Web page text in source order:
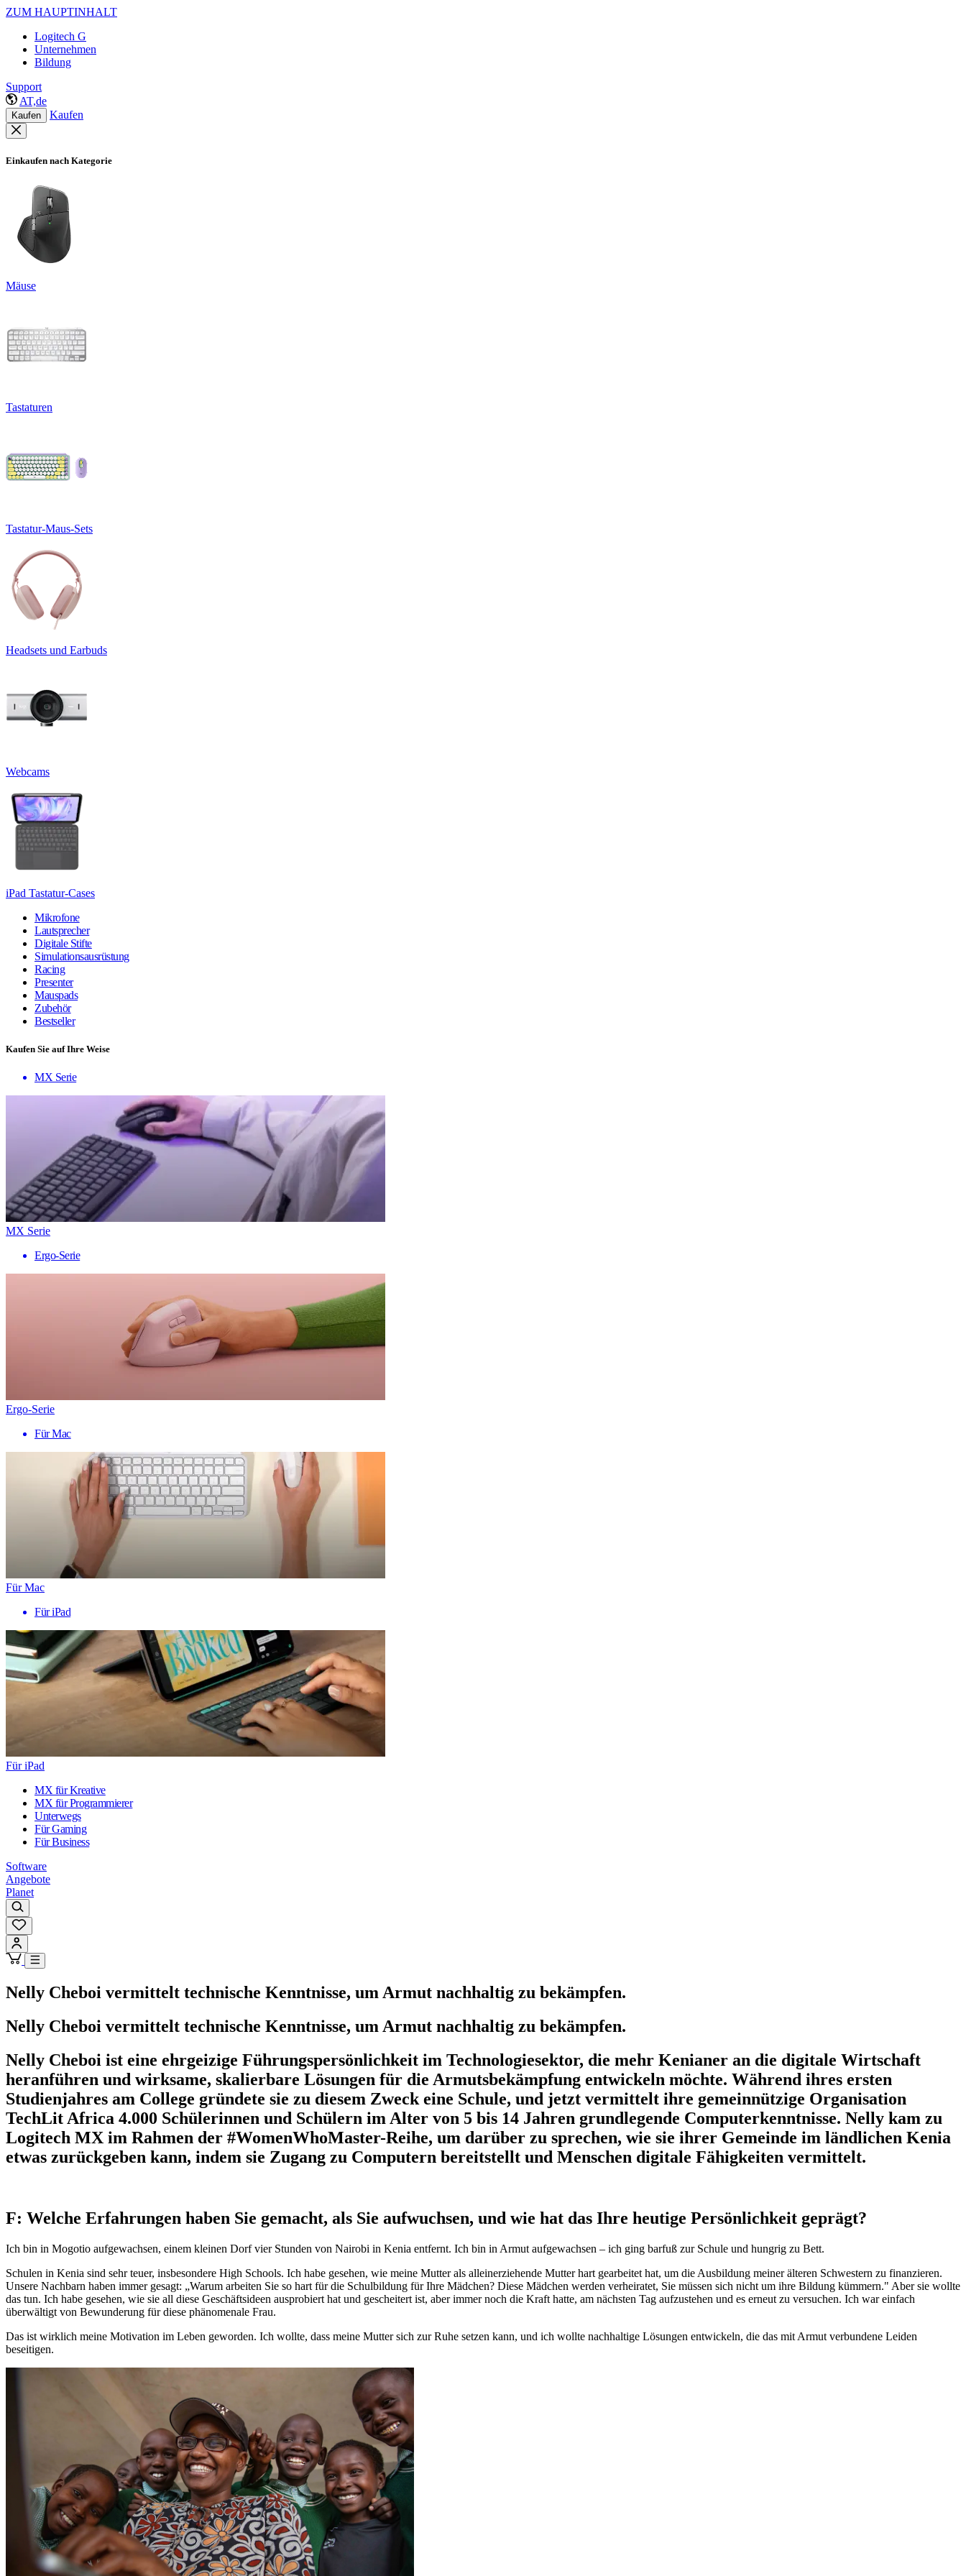
ZUM HAUPTINHALT
Logitech G
Unternehmen
Bildung
Support
AT,de
Kaufen Kaufen
Einkaufen nach Kategorie
Mäuse
Tastaturen
Tastatur-Maus-Sets
Headsets und Earbuds
Webcams
iPad Tastatur-Cases
Mikrofone
Lautsprecher
Digitale Stifte
Simulationsausrüstung
Racing
Presenter
Mauspads
Zubehör
Bestseller
Kaufen Sie auf Ihre Weise
MX Serie
MX Serie
Ergo-Serie
Ergo-Serie
Für Mac
Für Mac
Für iPad
Für iPad
MX für Kreative
MX für Programmierer
Unterwegs
Für Gaming
Für Business
Software
Angebote
Planet
Nelly Cheboi vermittelt technische Kenntnisse, um Armut nachhaltig zu bekämpfen.
Nelly Cheboi vermittelt technische Kenntnisse, um Armut nachhaltig zu bekämpfen.
Nelly Cheboi ist eine ehrgeizige Führungspersönlichkeit im Technologiesektor, die mehr Kenianer an die digitale Wirtschaft
heranführen und wirksame, skalierbare Lösungen für die Armutsbekämpfung entwickeln möchte. Während ihres ersten
Studienjahres am College gründete sie zu diesem Zweck eine Schule, und jetzt vermittelt ihre gemeinnützige Organisation
TechLit Africa 4.000 Schülerinnen und Schülern im Alter von 5 bis 14 Jahren grundlegende Computerkenntnisse. Nelly kam zu
Logitech MX im Rahmen der #WomenWhoMaster-Reihe, um darüber zu sprechen, wie sie ihrer Gemeinde im ländlichen Kenia
etwas zurückgeben kann, indem sie Zugang zu Computern bereitstellt und Menschen digitale Fähigkeiten vermittelt.
F: Welche Erfahrungen haben Sie gemacht, als Sie aufwuchsen, und wie hat das Ihre heutige Persönlichkeit geprägt?
Ich bin in Mogotio aufgewachsen, einem kleinen Dorf vier Stunden von Nairobi in Kenia entfernt. Ich bin in Armut aufgewachsen – ich ging barfuß zur Schule und hungrig zu Bett.
Schulen in Kenia sind sehr teuer, insbesondere High Schools. Ich habe gesehen, wie meine Mutter als alleinerziehende Mutter hart gearbeitet hat, um die Ausbildung meiner älteren Schwestern zu finanzieren.
Unsere Nachbarn haben immer gesagt: „Warum arbeiten Sie so hart für die Schulbildung für Ihre Mädchen? Diese Mädchen werden verheiratet, Sie müssen sich nicht um ihre Bildung kümmern." Aber sie wollte
das tun. Ich habe gesehen, wie sie all diese Geschäftsideen ausprobiert hat und gescheitert ist, aber immer noch die Kraft hatte, am nächsten Tag aufzustehen und es erneut zu versuchen. Ich war einfach
überwältigt von Bewunderung für diese phänomenale Frau.
Das ist wirklich meine Motivation im Leben geworden. Ich wollte, dass meine Mutter sich zur Ruhe setzen kann, und ich wollte nachhaltige Lösungen entwickeln, die das mit Armut verbundene Leiden
beseitigen.